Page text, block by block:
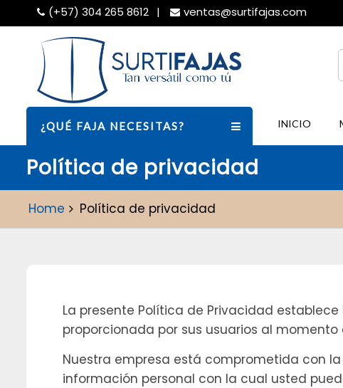
to
content
(+57) 304 265 8612 ventas@surtifajas.com
¿QUÉ FAJA NECESITAS? INICIO
Política de privacidad
Home Política de privacidad
La presente Política de Privacidad establece
proporcionada por sus usuarios al momento
Nuestra empresa está comprometida con
información personal con la cual usted